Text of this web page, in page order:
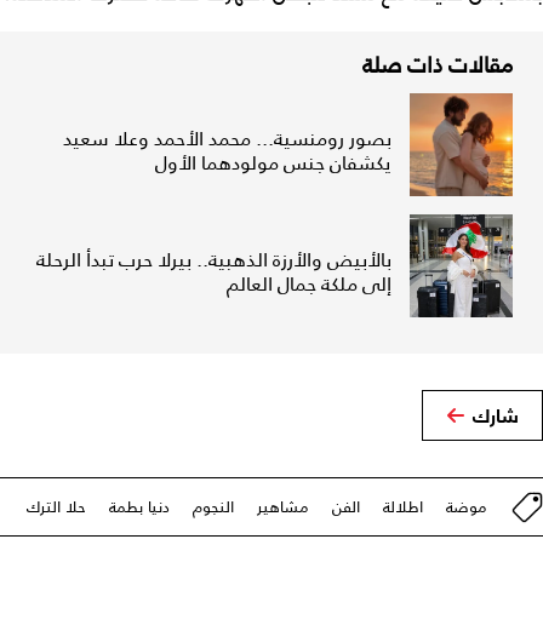
مقالات ذات صلة
بصور رومنسية... محمد الأحمد وعلا سعيد
يكشفان جنس مولودهما الأول
بالأبيض والأرزة الذهبية.. بيرلا حرب تبدأ الرحلة
إلى ملكة جمال العالم
شارك
موضة اطلالة الفن مشاهير النجوم دنيا بطمة حلا الترك